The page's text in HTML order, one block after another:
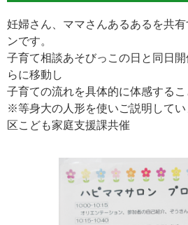
妊婦さん、ママさんあるあるを共
ンです。
子育て相談あそびっこの日と同日
らに移動し
子育ての流れを具体的に体感する
※等身大の人形を使いご説明してい
区こども家庭支援課共催